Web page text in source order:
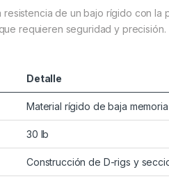
de un bajo rígido con la
requieren seguridad y precisión.
Detalle
Material rígido de baja memoria
30 lb
Construcción de D-rigs y